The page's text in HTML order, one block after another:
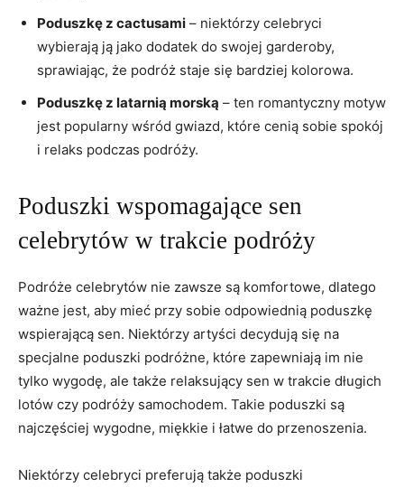
Poduszkę z cactusami – niektórzy​ celebryci
⁢wybierają ją jako dodatek do swojej garderoby,
sprawiając, ⁤że ⁣podróż staje się bardziej kolorowa.
Poduszkę ​z⁤ latarnią morską ⁢– ten ‌romantyczny motyw
jest popularny wśród ⁣gwiazd, które ‍cenią sobie spokój
i​ relaks podczas podróży.
Poduszki ​wspomagające sen
celebrytów ‍w‍ trakcie podróży
Podróże ‍celebrytów nie zawsze są ⁤komfortowe, dlatego
⁢ważne jest, aby mieć przy‌ sobie odpowiednią poduszkę⁤
wspierającą sen. Niektórzy artyści ⁣decydują się na
specjalne poduszki ‍podróżne, które zapewniają im nie
tylko wygodę, ale także relaksujący ‍sen w trakcie długich
⁣lotów‌ czy​ podróży samochodem. Takie ‌poduszki są
najczęściej ⁢wygodne, miękkie⁢ i łatwe do przenoszenia.
Niektórzy celebryci preferują także poduszki